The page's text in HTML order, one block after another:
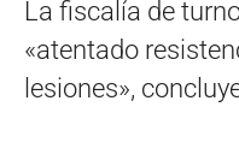
La fiscalía de
«atentado
lesiones»,